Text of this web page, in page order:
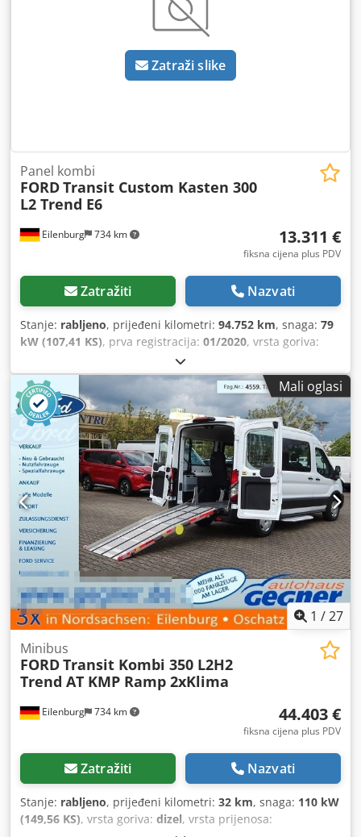
Zatraži slike
Eilenburg 734 km
Panel kombi
FORDTransit Custom Kasten 300
L2 Trend E6
13.311 €
fiksna cijena plus PDV
Zatražiti Nazvati
Stanje: rabljeno, prijeđeni kilometri: 94.752 km, snaga: 79
kW (107,41 KS), prva registracija: 01/2020, vrsta goriva:
3.000 kg, boja:
mehanički, emisijska klasa:Euro 6, broj sjedala:3, ukupna
širina:2.032 mm , ukupna visina: 1.958 mm, Godina
proizvodnje:2019, Oprema:ABS, elektronički program
stabilnosti (ESP), filtar čestica, klima uređaj, središnje
zaključavanje,
Mali oglasi
1 /27
Eilenburg 734 km
Minibus
FORDTransit Kombi 350 L2H2
Trend AT KMP Ramp 2xKlima
44.403 €
fiksna cijena plus PDV
Zatražiti Nazvati
Stanje: rabljeno, prijeđeni kilometri: 32 km, snaga: 110 kW
(149,56 KS), vrsta goriva: dizel, vrsta prijenosa: